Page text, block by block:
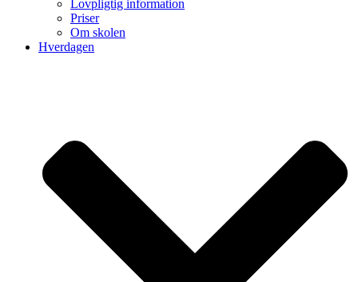
Lovpligtig information
Priser
Om skolen
Hverdagen